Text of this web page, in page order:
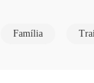
ue havia me
Família